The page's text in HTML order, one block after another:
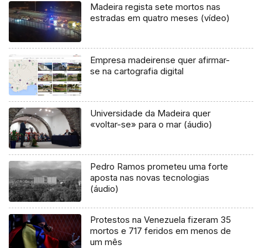
Madeira regista sete mortos nas
estradas em quatro meses (vídeo)
Empresa madeirense quer afirmar-
se na cartografia digital
Universidade da Madeira quer
«voltar-se» para o mar (áudio)
Pedro Ramos prometeu uma forte
aposta nas novas tecnologias
(áudio)
Protestos na Venezuela fizeram 35
mortos e 717 feridos em menos de
um mês